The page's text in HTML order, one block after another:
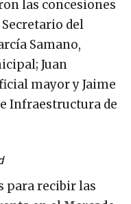
las concesiones
Secretario del
Samano,
Juan
mayor y Jaime
Infraestructura de
para recibir las